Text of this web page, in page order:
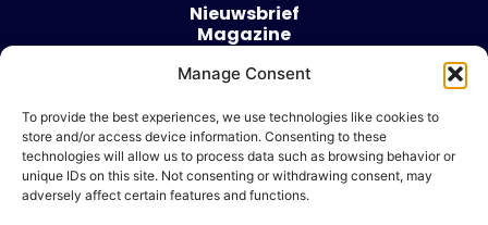
Manage Consent
To provide the best experiences, we use technologies like cookies to
store and/or access device information. Consenting to these
technologies will allow us to process data such as browsing behavior or
unique IDs on this site. Not consenting or withdrawing consent, may
adversely affect certain features and functions.
Nieuwsbrief
Magazine
Over
Algemene voorwaarden
Cookie beleid